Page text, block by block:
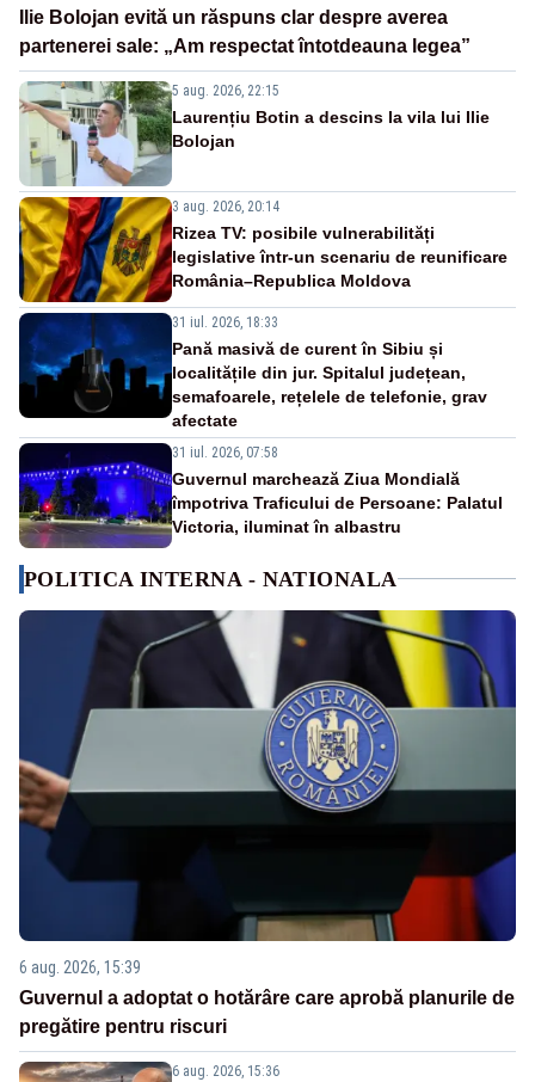
Ilie Bolojan evită un răspuns clar despre averea
partenerei sale: „Am respectat întotdeauna legea”
5 aug. 2026, 22:15
Laurențiu Botin a descins la vila lui Ilie
Bolojan
3 aug. 2026, 20:14
Rizea TV: posibile vulnerabilități
legislative într-un scenariu de reunificare
România–Republica Moldova
31 iul. 2026, 18:33
Pană masivă de curent în Sibiu și
localitățile din jur. Spitalul județean,
semafoarele, rețelele de telefonie, grav
afectate
31 iul. 2026, 07:58
Guvernul marchează Ziua Mondială
împotriva Traficului de Persoane: Palatul
Victoria, iluminat în albastru
POLITICA INTERNA - NATIONALA
6 aug. 2026, 15:39
Guvernul a adoptat o hotărâre care aprobă planurile de
pregătire pentru riscuri
6 aug. 2026, 15:36